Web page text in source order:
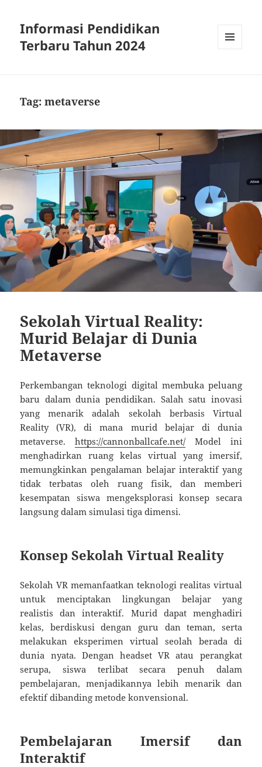
Informasi Pendidikan
Terbaru Tahun 2024
Tag:metaverse
Sekolah Virtual Reality:
Murid Belajar di Dunia
Metaverse
Perkembangan teknologi digital membuka peluang
baru dalam dunia pendidikan. Salah satu inovasi
yang menarik adalah sekolah berbasis Virtual
Reality (VR), di mana murid belajar di dunia
metaverse.https://cannonballcafe.net/Model ini
menghadirkan ruang kelas virtual yang imersif,
memungkinkan pengalaman belajar interaktif yang
tidak terbatas oleh ruang fisik, dan memberi
kesempatan siswa mengeksplorasi konsep secara
langsung dalam simulasi tiga dimensi.
Konsep Sekolah Virtual Reality
Sekolah VR memanfaatkan teknologi realitas virtual
untuk menciptakan lingkungan belajar yang
realistis dan interaktif. Murid dapat menghadiri
kelas, berdiskusi dengan guru dan teman, serta
melakukan eksperimen virtual seolah berada di
dunia nyata. Dengan headset VR atau perangkat
serupa, siswa terlibat secara penuh dalam
pembelajaran, menjadikannya lebih menarik dan
efektif dibanding metode konvensional.
Pembelajaran Imersif dan
Interaktif